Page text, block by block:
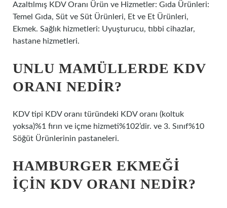
Azaltılmış KDV Oranı Ürün ve Hizmetler: Gıda Ürünleri:
Temel Gıda, Süt ve Süt Ürünleri, Et ve Et Ürünleri,
Ekmek. Sağlık hizmetleri: Uyuşturucu, tıbbi cihazlar,
hastane hizmetleri.
UNLU MAMÜLLERDE KDV
ORANI NEDIR?
KDV tipi KDV oranı türündeki KDV oranı (koltuk
yoksa)%1 fırın ve içme hizmeti%102’dir. ve 3. Sınıf%10
Söğüt Ürünlerinin pastaneleri.
HAMBURGER EKMEĞI
IÇIN KDV ORANI NEDIR?